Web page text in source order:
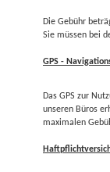
Die Gebühr
Sie müssen bei
GPS -
Das GPS zur
unseren Büros
maximalen